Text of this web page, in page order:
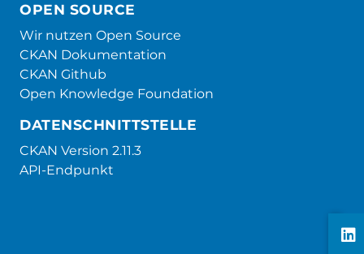
OPEN SOURCE
Wir nutzen Open Source
CKAN Dokumentation
CKAN Github
Open Knowledge Foundation
DATENSCHNITTSTELLE
CKAN Version 2.11.3
API-Endpunkt